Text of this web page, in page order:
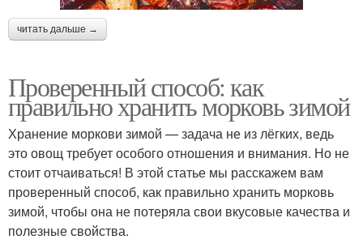
читать дальше →
Проверенный способ: как
правильно хранить морковь зимой
Хранение моркови зимой — задача не из лёгких, ведь
это овощ требует особого отношения и внимания. Но не
стоит отчаиваться! В этой статье мы расскажем вам
проверенный способ, как правильно хранить морковь
зимой, чтобы она не потеряла свои вкусовые качества и
полезные свойства.